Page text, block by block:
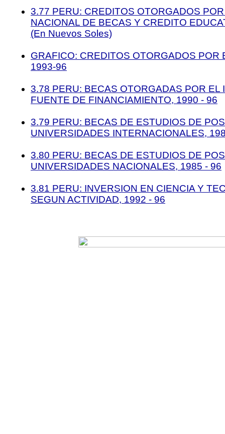
3.77 PERU: CREDITOS OTORGADOS
NACIONAL DE BECAS Y CREDITO
(En Nuevos Soles)
GRAFICO: CREDITOS OTORGADOS POR
1993-96
3.78 PERU: BECAS OTORGADAS POR EL
FUENTE DE FINANCIAMIENTO, 1990 - 96
3.79 PERU: BECAS DE ESTUDIOS DE
UNIVERSIDADES INTERNACIONALES,
3.80 PERU: BECAS DE ESTUDIOS DE
UNIVERSIDADES NACIONALES, 1985 - 96
3.81 PERU: INVERSION EN CIENCIA Y
SEGUN ACTIVIDAD, 1992 - 96